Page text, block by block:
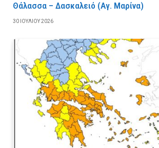
Θάλασσα – Δασκαλειό (Αγ. Μαρίνα)
30 ΙΟΥΛΊΟΥ 2026